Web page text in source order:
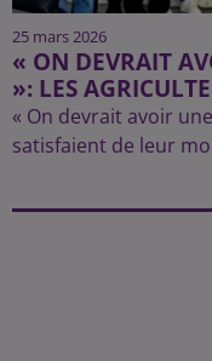
25 mars 2026
« ON DEVRAIT
»: LES
« On devrait avoir
satisfaient de leur